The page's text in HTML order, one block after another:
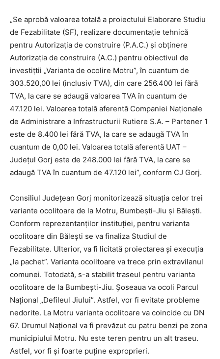
„Se aprobă valoarea totală a proiectului Elaborare Studiu
de Fezabilitate (SF), realizare documentație tehnică
pentru Autorizația de construire (P.A.C.) și obținere
Autorizația de construire (A.C.) pentru obiectivul de
investițtii „Varianta de ocolire Motru”, în cuantum de
303.520,00 lei (inclusiv TVA), din care 256.400 lei fără
TVA, la care se adaugă valoarea TVA în cuantum de
47.120 lei. Valoarea totală aferentă Companiei Naționale
de Administrare a Infrastructurii Rutiere S.A. – Partener 1
este de 8.400 lei fără TVA, la care se adaugă TVA în
cuantum de 0,00 lei. Valoarea totală aferentă UAT –
Județul Gorj este de 248.000 lei fără TVA, la care se
adaugă TVA în cuantum de 47.120 lei”, conform CJ Gorj.
Consiliul Județean Gorj monitorizează situația celor trei
variante ocolitoare de la Motru, Bumbești-Jiu și Bălești.
Conform reprezentanților instituției, pentru varianta
ocolitoare din Bălești se va finaliza Studiul de
Fezabilitate. Ulterior, va fi licitată proiectarea și execuția
„la pachet”. Varianta ocolitoare va trece prin extravilanul
comunei. Totodată, s-a stabilit traseul pentru varianta
ocolitoare de la Bumbești-Jiu. Șoseaua va ocoli Parcul
Național „Defileul Jiului”. Astfel, vor fi evitate probleme
nedorite. La Motru varianta ocolitoare va coincide cu DN
67. Drumul Național va fi prevăzut cu patru benzi pe zona
municipiului Motru. Nu este teren pentru un alt traseu.
Astfel, vor fi și foarte puține exproprieri.